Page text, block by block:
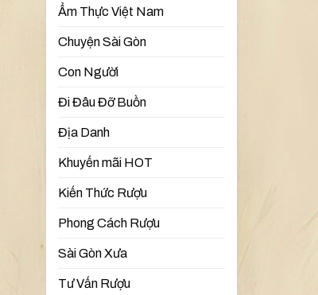
Ẩm Thực Việt Nam
Chuyện Sài Gòn
Con Người
Đi Đâu Đỡ Buồn
Địa Danh
Khuyến mãi HOT
Kiến Thức Rượu
Phong Cách Rượu
Sài Gòn Xưa
Tư Vấn Rượu